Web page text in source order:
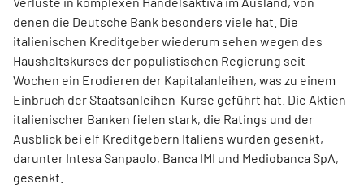
denen die Deutsche Bank besonders viele hat. Die
italienischen Kreditgeber wiederum sehen wegen des
Haushaltskurses der populistischen Regierung seit
Wochen ein Erodieren der Kapitalanleihen, was zu einem
Einbruch der Staatsanleihen-Kurse geführt hat. Die Aktien
italienischer Banken fielen stark, die Ratings und der
Ausblick bei elf Kreditgebern Italiens wurden gesenkt,
darunter Intesa Sanpaolo, Banca IMI und Mediobanca SpA,
gesenkt.